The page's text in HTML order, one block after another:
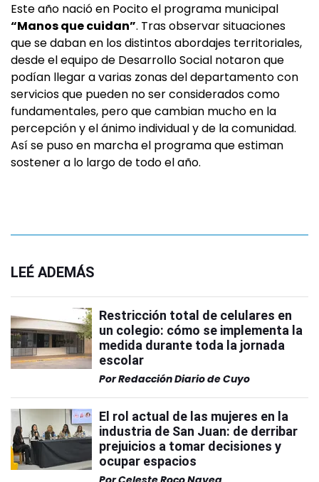
Este año nació en Pocito el programa municipal
“Manos que cuidan”. Tras observar situaciones
que se daban en los distintos abordajes territoriales,
desde el equipo de Desarrollo Social notaron que
podían llegar a varias zonas del departamento con
servicios que pueden no ser considerados como
fundamentales, pero que cambian mucho en la
percepción y el ánimo individual y de la comunidad.
Así se puso en marcha el programa que estiman
sostener a lo largo de todo el año.
LEÉ ADEMÁS
Restricción total de celulares en
un colegio: cómo se implementa la
medida durante toda la jornada
escolar
PorRedacción Diario de Cuyo
El rol actual de las mujeres en la
industria de San Juan: de derribar
prejuicios a tomar decisiones y
ocupar espacios